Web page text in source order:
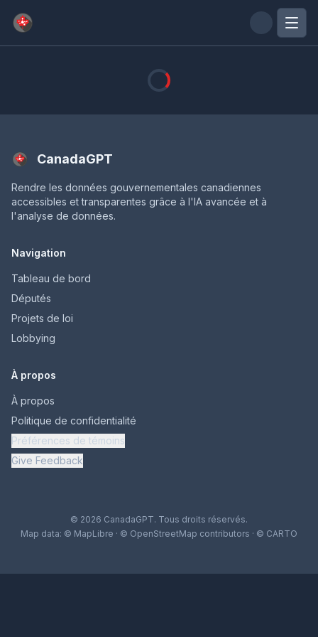
CanadaGPT
Rendre les données gouvernementales canadiennes
accessibles et transparentes grâce à l'IA avancée et à
l'analyse de données.
Navigation
Tableau de bord
Députés
Projets de loi
Lobbying
À propos
À propos
Politique de confidentialité
Préférences de témoins
Give Feedback
© 2026 CanadaGPT. Tous droits réservés.
Map data: © MapLibre · © OpenStreetMap contributors · © CARTO